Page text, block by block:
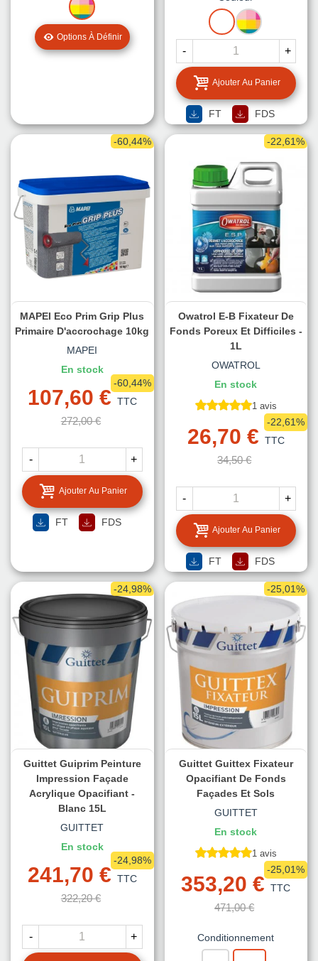
A
LA
Options À Définir
BLANCMISE
A
TEINTE
- +
Ajouter Au Panier
FT FDS
-60,44%
MAPEI Eco Prim Grip Plus
Primaire D'accrochage 10kg
MAPEI
En stock
107,60 € TTC
272,00 €
-60,44%
- +
Ajouter Au Panier
FT FDS
-22,61%
Owatrol E-B Fixateur De
Fonds Poreux Et Difficiles -
1L
OWATROL
En stock
1 avis
26,70 € TTC
34,50 €
-22,61%
- +
Ajouter Au Panier
FT FDS
-24,98%
Guittet Guiprim Peinture
Impression Façade
Acrylique Opacifiant -
Blanc 15L
GUITTET
En stock
241,70 € TTC
322,20 €
-24,98%
- +
-25,01%
Guittet Guittex Fixateur
Opacifiant De Fonds
Façades Et Sols
GUITTET
En stock
1 avis
353,20 € TTC
471,00 €
-25,01%
Conditionnement